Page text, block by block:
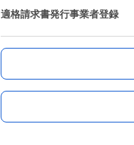
適格請求書発行事業者登録